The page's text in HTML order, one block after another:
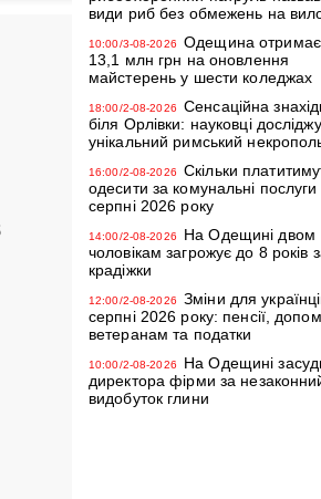
види риб без обмежень на
10:00/3-08-2026
Одещина отримає
13,1 млн грн на оновлення
майстерень у шести коледжах
18:00/2-08-2026
Сенсаційна
біля Орлівки: науковці
унікальний римський
16:00/2-08-2026
Скільки
одесити за комунальні послуги
серпні 2026 року
14:00/2-08-2026
На Одещині двом
чоловікам загрожує до 8 років
крадіжки
12:00/2-08-2026
Зміни для
серпні 2026 року: пенсії,
ветеранам та податки
10:00/2-08-2026
На Одещині
директора фірми за
видобуток глини